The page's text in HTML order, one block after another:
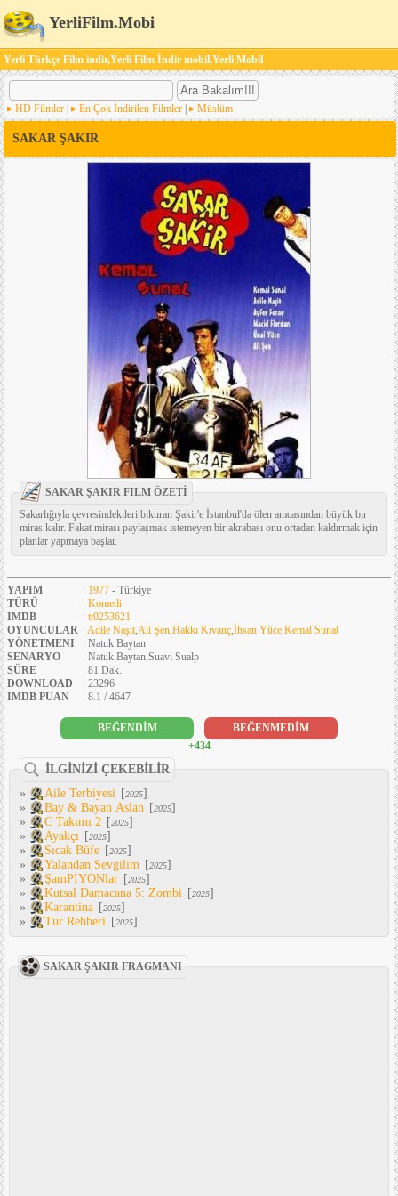
YerliFilm.Mobi
Yerli Türkçe Film indir,Yerli Film İndir mobil,Yerli Mobil
HD Filmler En Çok İndirilen Filmler Müslüm
SAKAR ŞAKIR
SAKAR ŞAKIR FILM ÖZETİ
Sakarlığıyla çevresindekileri bıktıran Şakir'e İstanbul'da ölen amcasından büyük bir
miras kalır. Fakat mirası paylaşmak istemeyen bir akrabası onu ortadan kaldırmak için
planlar yapmaya başlar.
YAPIM : 1977 - Türkiye
TÜRÜ
: Komedi
IMDB
: tt0253621
OYUNCULAR : Adile Naşit Ali Şen Hakkı Kıvanç İhsan Yüce Kemal Sunal
YÖNETMENI
: Natuk Baytan
SENARYO
: Natuk Baytan,Suavi Sualp
SÜRE
: 81 Dak.
DOWNLOAD
: 23296
IMDB PUAN
: 8.1 / 4647
BEĞENDİM
BEĞENMEDİM
+434
İLGİNİZİ ÇEKEBİLİR
»
Aile Terbiyesi [2025]
»
Bay & Bayan Aslan [2025]
»
C Takımı 2 [2025]
»
Ayakçı [2025]
»
Sıcak Büfe [2025]
»
Yalandan Sevgilim [2025]
»
ŞamPİYONlar [2025]
»
Kutsal Damacana 5: Zombi [2025]
»
Karantina [2025]
»
Tur Rehberi [2025]
SAKAR ŞAKIR FRAGMANI